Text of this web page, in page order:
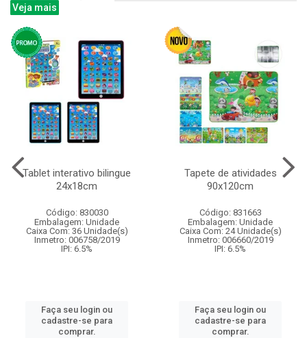
Veja mais
Tablet interativo bilingue
24x18cm
Código: 830030
Embalagem: Unidade
Caixa Com: 36 Unidade(s)
Inmetro: 006758/2019
IPI: 6.5%
Faça seu login ou
cadastre-se para
comprar.
Tapete de atividades
90x120cm
Código: 831663
Embalagem: Unidade
Caixa Com: 24 Unidade(s)
Inmetro: 006660/2019
IPI: 6.5%
Faça seu login ou
cadastre-se para
comprar.